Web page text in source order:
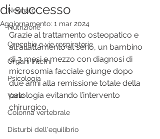
Neonato
Nutrizione
Orecchie e vie respiratorie
Organi Interni
Psicologia
Varie
Colonna vertebrale
Disturbi dell'equilibrio
di successo
Aggiornamento: 1 mar 2024
Grazie al trattamento osteopatico e
all'allattamento al seno, un bambino
di 3 mesi e mezzo con diagnosi di
microsomia facciale giunge dopo
due anni alla remissione totale della
patologia evitando l’intervento
chirurgico.